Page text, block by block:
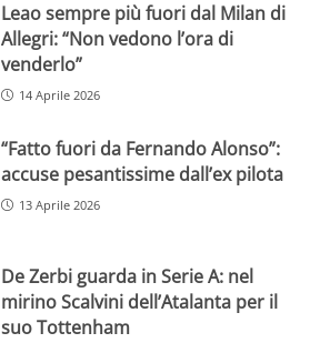
Leao sempre più fuori dal Milan di
Allegri: “Non vedono l’ora di
venderlo”
14 Aprile 2026
“Fatto fuori da Fernando Alonso”:
accuse pesantissime dall’ex pilota
13 Aprile 2026
De Zerbi guarda in Serie A: nel
mirino Scalvini dell’Atalanta per il
suo Tottenham